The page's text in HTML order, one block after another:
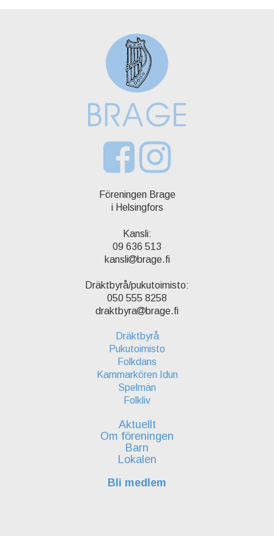
Föreningen Brage
i Helsingfors
Kansli:
09 636 513
kansli
brage.fi
Dräktbyrå/pukutoimisto:
050 555 8258
draktbyra
brage.fi
Dräktbyrå
Pukutoimisto
Folkdans
Kammarkören Idun
Spelmän
Folkliv
Aktuellt
Om föreningen
Barn
Lokalen
Bli medlem